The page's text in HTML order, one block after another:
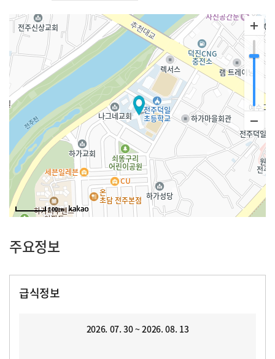
100m
주요정보
급식정보
2026. 07. 30 ~ 2026. 08. 13